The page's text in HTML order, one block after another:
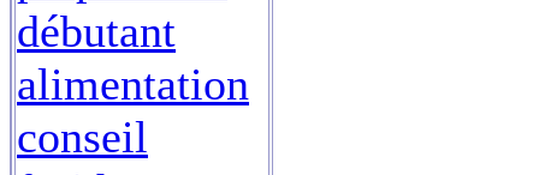
débutant
alimentation
conseil